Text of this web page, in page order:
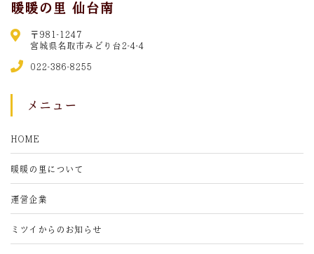
暖暖の里 仙台南
〒981-1247
宮城県名取市みどり台2-4-4
022-386-8255
メニュー
HOME
暖暖の里について
運営企業
ミツイからのお知らせ